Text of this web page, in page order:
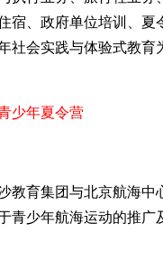
宿、政府单位培训、夏
社会实践与体验式教育
少年夏令营
教育集团与北京航海中
青少年航海运动的推广